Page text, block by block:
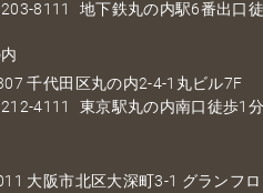
8111 地下鉄丸の内駅6番出口
千代田区丸の内2-4-1丸ビル7F
4111 東京駅丸の内南口徒歩1分
大阪市北区大深町3-1 グランフ